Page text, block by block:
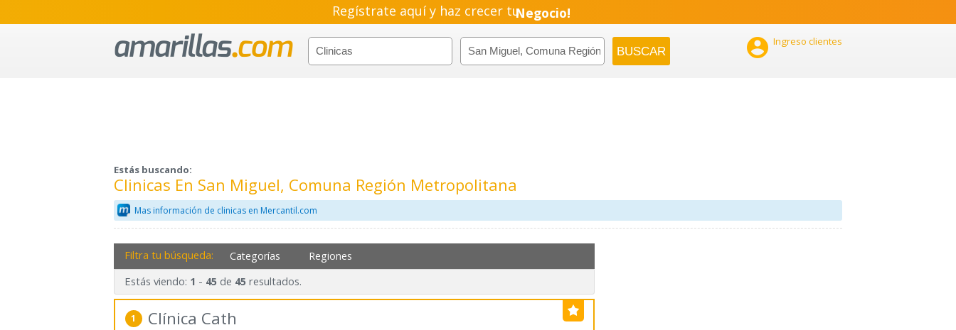
Regístrate aquí y haz crecer tuNegocio!
Pyme!
Emprendimiento!
 Ingreso clientes
Estás buscando:
Clinicas En San Miguel, Comuna Región Metropolitana
Mas información de clinicas en Mercantil.com
Filtra tu búsqueda: Categorías Regiones
Estás viendo: 1 - 45 de 45 resultados.
1 Clínica Cath